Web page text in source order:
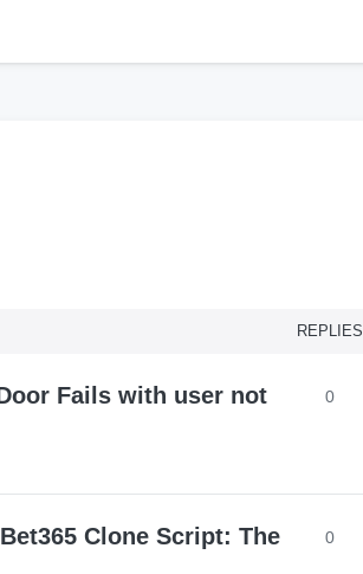
REPLIES
Fails with user not
0
Clone Script: The
0